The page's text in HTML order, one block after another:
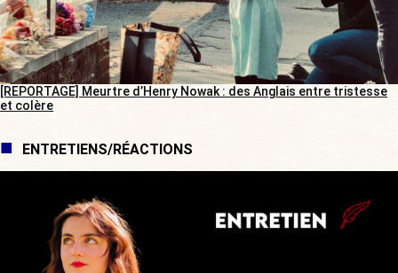
[REPORTAGE] Meurtre d’Henry Nowak : des Anglais entre tristesse
et colère
ENTRETIENS/RÉACTIONS